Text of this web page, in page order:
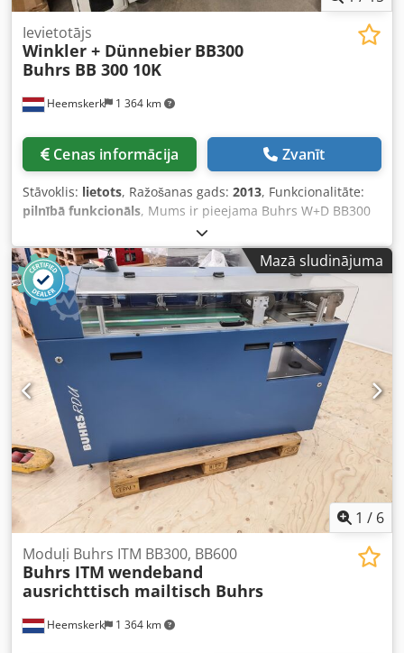
Heemskerk 1 364 km
Ievietotājs
Winkler + Dünnebier BB300
Buhrs BB 300 10K
Cenas informācija Zvanīt
Stāvoklis: lietots, Ražošanas gads: 2013, Funkcionalitāte:
pilnībā funkcionāls, Mums ir pieejama Buhrs W+D BB300
10K aplokšņu pildīšanas iekārta ar kameru sistēmu.
Apstrādā aploksnes no DL līdz C4 izmēram. Ražošanas
gads: 2013. Iekārta vēl ir ceļā uz mūsu noliktavu. Mēs
varam piedāvāt šo iekārtu kā ir vai arī pēc mūsu pilnas
apkalpošanas un apkopes. Lūdzu, jautājiet par iespējām.
Ražošanas gads: 2013 6 staciju bāzes konfigurācija
Konfigurācija: - Buhrs BB300 - 10K - 6 staciju bāze Credjxl
Uq Ejpfx Ac Ief - 4 rotējošie padošanas galdi - 1 HF3
vakuuma berzes padevējs - Izmešanas kabata -
Apgriešanas lente - Izlīdzināšanas modulis - Uzkraujamā
lente Iekārta jau ir aprīkota ar kamerasistēmu ar 2
kamerām salīdzināšanas lasīšanai. Vairāk un dažādi
ievietošanas padošanas galdi pieejami pēc izvēles.
Mazā sludinājuma
1 / 6
Heemskerk 1 364 km
Moduļi Buhrs ITM BB300, BB600
Buhrs ITM wendeband
ausrichttisch mailtisch Buhrs